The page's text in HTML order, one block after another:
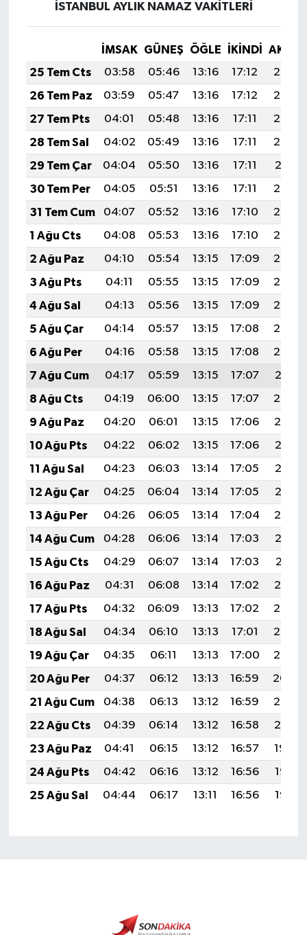
İSTANBUL AYLIK NAMAZ VAKITLERI
İMSAK GÜNEŞ ÖĞLE İKINDI
25 Tem Cts
03:58 05:46 13:16 17:12
20:35
26 Tem Paz
03:59 05:47 13:16 17:12
20:34
27 Tem Pts
04:01 05:48 13:16 17:11
20:33
28 Tem Sal
04:02 05:49 13:16 17:11
20:32
29 Tem Çar
04:04 05:50 13:16 17:11
20:31
30 Tem Per
04:05 05:51 13:16 17:11
20:30
31 Tem Cum
04:07 05:52 13:16 17:10
20:29
1 Ağu Cts
04:08 05:53 13:16 17:10
20:28
2 Ağu Paz
04:10 05:54 13:15 17:09
20:27
3 Ağu Pts
04:11 05:55 13:15 17:09
20:26
4 Ağu Sal
04:13 05:56 13:15 17:09
20:25
5 Ağu Çar
04:14 05:57 13:15 17:08
20:24
6 Ağu Per
04:16 05:58 13:15 17:08
20:23
7 Ağu Cum
04:17 05:59 13:15 17:07
20:21
8 Ağu Cts
04:19 06:00 13:15 17:07
20:20
9 Ağu Paz
04:20 06:01 13:15 17:06
20:19
10 Ağu Pts
04:22 06:02 13:15 17:06
20:18
11 Ağu Sal
04:23 06:03 13:14 17:05
20:16
12 Ağu Çar
04:25 06:04 13:14 17:05
20:15
13 Ağu Per
04:26 06:05 13:14 17:04
20:14
14 Ağu Cum
04:28 06:06 13:14 17:03
20:12
15 Ağu Cts
04:29 06:07 13:14 17:03
20:11
16 Ağu Paz
04:31 06:08 13:14 17:02
20:10
17 Ağu Pts
04:32 06:09 13:13 17:02
20:08
18 Ağu Sal
04:34 06:10 13:13 17:01
20:07
19 Ağu Çar
04:35 06:11 13:13 17:00
20:05
20 Ağu Per
04:37 06:12 13:13 16:59
20:04
21 Ağu Cum
04:38 06:13 13:12 16:59
20:02
22 Ağu Cts
04:39 06:14 13:12 16:58
20:01
23 Ağu Paz
04:41 06:15 13:12 16:57
19:59
24 Ağu Pts
04:42 06:16 13:12 16:56
19:58
25 Ağu Sal
04:44 06:17 13:11 16:56 19:56